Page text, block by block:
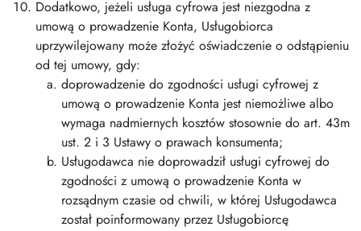
Dodatkowo, jeżeli usługa cyfrowa jest niezgodna z
umową o prowadzenie Konta, Usługobiorca
uprzywilejowany może złożyć oświadczenie o odstąpieniu
od tej umowy, gdy:
doprowadzenie do zgodności usługi cyfrowej z
umową o prowadzenie Konta jest niemożliwe albo
wymaga nadmiernych kosztów stosownie do art. 43m
ust. 2 i 3 Ustawy o prawach konsumenta;
Usługodawca nie doprowadził usługi cyfrowej do
zgodności z umową o prowadzenie Konta w
rozsądnym czasie od chwili, w której Usługodawca
został poinformowany przez Usługobiorcę